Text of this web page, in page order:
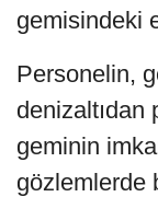
gemisindeki
Personelin,
denizaltıdan
geminin
gözlemlerde